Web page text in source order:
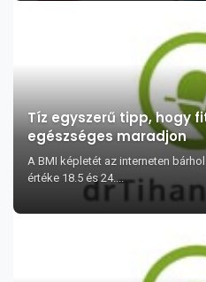
Tíz egyszerű tipp, hogy
egészséges maradjon
A BMI képletét az interneten
értéke 18.5 és 24....